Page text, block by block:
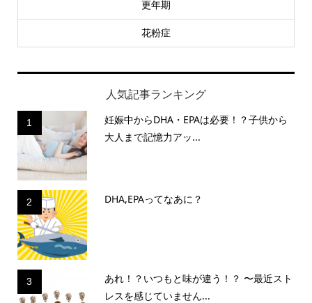
更年期
花粉症
人気記事ランキング
1
妊娠中からDHA・EPAは必要！？子供から
大人まで記憶力アッ...
2 DHA,EPAってなあに？
3
あれ！？いつもと味が違う！？ 〜最近スト
レスを感じていません...